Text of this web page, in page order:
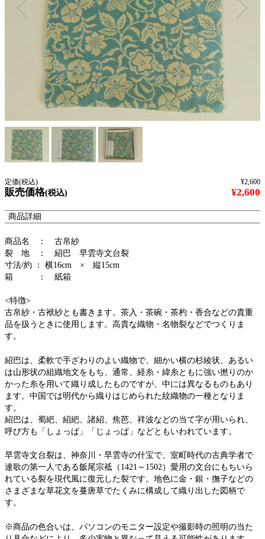
定価(税込) ¥2,600
販売価格(税込) ¥2,600
商品詳細
商品名 ： 古帛紗
裂 地 ： 紹巴 早雲寺文台裂
寸法/約 ： 横16cm × 縦15cm
箱 ： 紙箱
<特徴>
古帛紗・古袱紗とも書きます。茶入・茶碗・茶杓・香合などの貴重
品を扱うときに使用します。高貴な織物・名物裂などでつくりま
す。
紹巴は、柔軟で手ざわりのよい織物で、細かい横の杉綾状、あるい
は山形状の組織地文をもち、通常、経糸・緯糸ともに強い撚りのか
かった糸を用いて織り成したものですが、中には異なるものもあり
ます。中国では明代から織りはじめられた紋織物の一種となりま
す。
紹巴は、蜀紦、紹紦、諸紹、焦芭、祥波などの当て字が用いられ、
呼び方も「しょっぱ」「じょっぱ」などともいわれています。
早雲寺文台裂は、神奈川・早雲寺の什宝で、室町時代の古典学者で
連歌の第一人である飯尾宗祗（1421～1502）愛用の文台にもちいら
れている裂を現代風に復元した裂です。地色に金・銀・撫子などの
さまざまな草花文を蔓唐草でたくみに構成して織り出した図柄で
す。
※商品の色合いは、パソコンのモニター設定や撮影時の照明の当た